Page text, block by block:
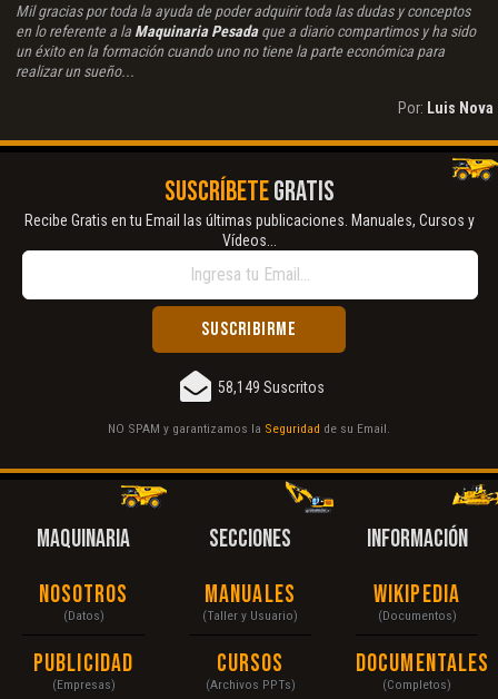
Mil gracias por toda la ayuda de poder adquirir toda las dudas y conceptos
en lo referente a la Maquinaria Pesadaque a diario compartimos y ha sido
un éxito en la formación cuando uno no tiene la parte económica para
realizar un sueño...
Por: Luis Nova
SUSCRÍBETEGRATIS
Recibe Gratis en tu Email las últimas publicaciones. Manuales, Cursos y
Vídeos...
58,149 Suscritos
NO SPAM y garantizamos la Seguridad de su Email.
MAQUINARIA
Nosotros
(Datos)
Publicidad
(Empresas)
SECCIONES
Manuales
(Taller y Usuario)
Cursos
(Archivos PPTs)
INFORMACIÓN
Wikipedia
(Documentos)
Documentales
(Completos)